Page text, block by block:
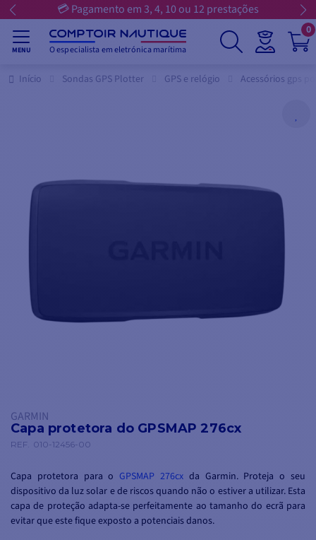
💳 Pagamento em 3, 4, 10 ou 12 prestações
MENU O especialista em eletrónica marítima
0
Início Sondas GPS Plotter GPS e relógio Acessórios gps
GARMIN
Capa protetora do GPSMAP 276cx
REF. 010-12456-00
Capa protetora para oGPSMAP 276cx da Garmin. Proteja o seu
dispositivo da luz solar e de riscos quando não o estiver a utilizar. Esta
capa de proteção adapta-se perfeitamente ao tamanho do ecrã para
evitar que este fique exposto a potenciais danos.